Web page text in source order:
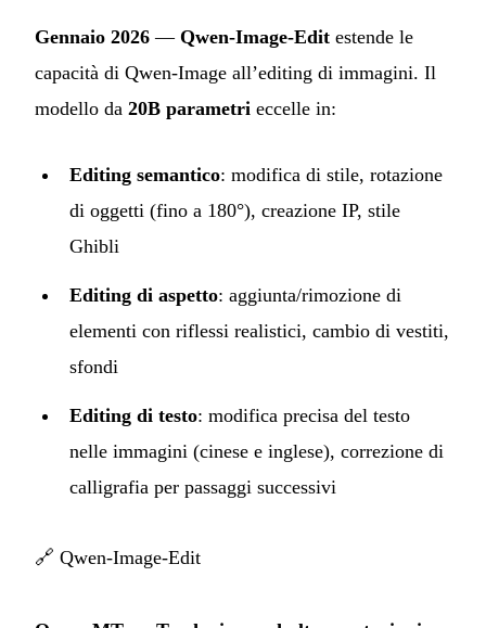
Gennaio 2026 — Qwen-Image-Edit estende le
capacità di Qwen-Image all’editing di immagini. Il
modello da 20B parametri eccelle in:
Editing semantico: modifica di stile, rotazione
di oggetti (fino a 180°), creazione IP, stile
Ghibli
Editing di aspetto: aggiunta/rimozione di
elementi con riflessi realistici, cambio di vestiti,
sfondi
Editing di testo: modifica precisa del testo
nelle immagini (cinese e inglese), correzione di
calligrafia per passaggi successivi
🔗 Qwen-Image-Edit